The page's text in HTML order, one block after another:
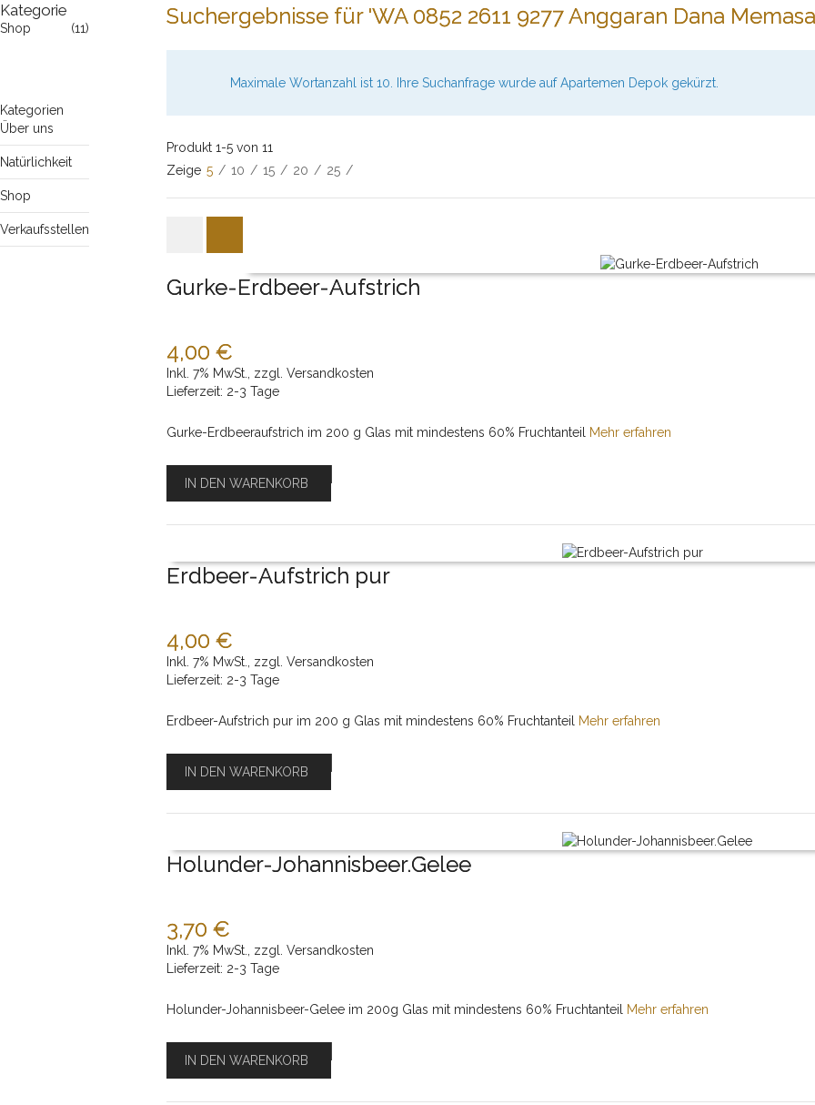
Suchergebnisse für 'WA 0852 2611 9277 Anggaran Dana
Maximale Wortanzahl ist 10. Ihre Suchanfrage wurde auf Apartemen Depok gekürzt.
Produkt 1-5 von 11
Zeige 5 / 10 / 15 / 20 / 25 /
Gurke-Erdbeer-Aufstrich
4,00 €
Inkl. 7% MwSt. zzgl. Versandkosten
Lieferzeit: 2-3 Tage
Gurke-Erdbeeraufstrich im 200 g Glas mit mindestens 60% Fruchtanteil Mehr erfahren
IN DEN WARENKORB
Erdbeer-Aufstrich pur
4,00 €
Inkl. 7% MwSt. zzgl. Versandkosten
Lieferzeit: 2-3 Tage
Erdbeer-Aufstrich pur im 200 g Glas mit mindestens 60% Fruchtanteil Mehr erfahren
IN DEN WARENKORB
Holunder-Johannisbeer.Gelee
3,70 €
Inkl. 7% MwSt. zzgl. Versandkosten
Lieferzeit: 2-3 Tage
Holunder-Johannisbeer-Gelee im 200g Glas mit mindestens 60% Fruchtanteil Mehr erfahren
IN DEN WARENKORB
Kategorie
Shop (11)
Kategorien
Über uns
Natürlichkeit
Shop
Verkaufsstellen